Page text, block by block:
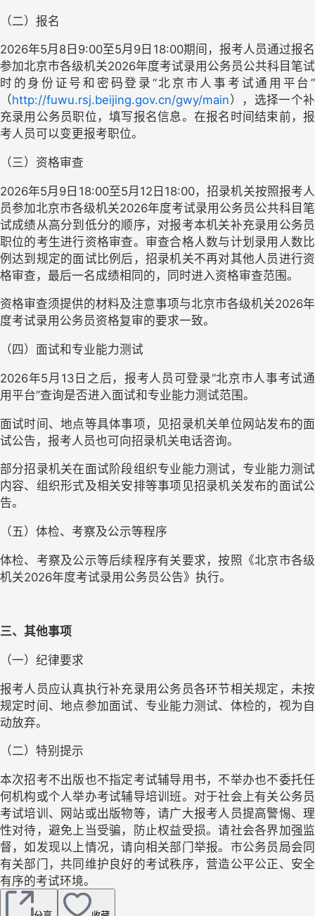
（二）报名
2026年5月8日9:00至5月9日18:00期间，报考人员通过报名
参加北京市各级机关2026年度考试录用公务员公共科目笔试
时的身份证号和密码登录“北京市人事考试通用平台”
（http://fuwu.rsj.beijing.gov.cn/gwy/main），选择一个补
充录用公务员职位，填写报名信息。在报名时间结束前，报
考人员可以变更报考职位。
（三）资格审查
2026年5月9日18:00至5月12日18:00，招录机关按照报考人
员参加北京市各级机关2026年度考试录用公务员公共科目笔
试成绩从高分到低分的顺序，对报考本机关补充录用公务员
职位的考生进行资格审查。审查合格人数与计划录用人数比
例达到规定的面试比例后，招录机关不再对其他人员进行资
格审查，最后一名成绩相同的，同时进入资格审查范围。
资格审查须提供的材料及注意事项与北京市各级机关2026年
度考试录用公务员资格复审的要求一致。
（四）面试和专业能力测试
2026年5月13日之后，报考人员可登录“北京市人事考试通
用平台”查询是否进入面试和专业能力测试范围。
面试时间、地点等具体事项，见招录机关单位网站发布的面
试公告，报考人员也可向招录机关电话咨询。
部分招录机关在面试阶段组织专业能力测试，专业能力测试
内容、组织形式及相关安排等事项见招录机关发布的面试公
告。
（五）体检、考察及公示等程序
体检、考察及公示等后续程序有关要求，按照《北京市各级
机关2026年度考试录用公务员公告》执行。
三、其他事项
（一）纪律要求
报考人员应认真执行补充录用公务员各环节相关规定，未按
规定时间、地点参加面试、专业能力测试、体检的，视为自
动放弃。
（二）特别提示
本次招考不出版也不指定考试辅导用书，不举办也不委托任
何机构或个人举办考试辅导培训班。对于社会上有关公务员
考试培训、网站或出版物等，请广大报考人员提高警惕、理
性对待，避免上当受骗，防止权益受损。请社会各界加强监
督，如发现以上情况，请向相关部门举报。市公务员局会同
有关部门，共同维护良好的考试秩序，营造公平公正、安全
有序的考试环境。